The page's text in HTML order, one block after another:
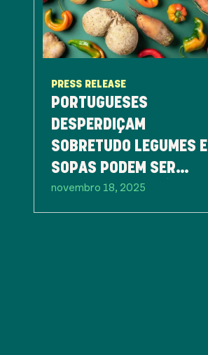
PRESS RELEASE
PORTUGUESES
DESPERDIÇAM
SOBRETUDO LEGUMES E
SOPAS PODEM SER
PARTE DA SOLUÇÃO
novembro 18, 2025